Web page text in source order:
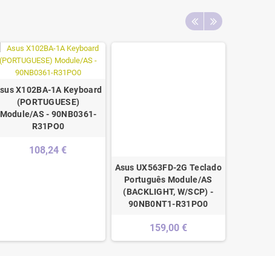
X102BA-1A Keyboard
(PORTUGUESE)
Module/AS - 90NB0361-
R31PO0
108,24 €
Asus UX563FD-2G Teclado
Português Module/AS
(BACKLIGHT, W/SCP) -
90NB0NT1-R31PO0
159,00 €